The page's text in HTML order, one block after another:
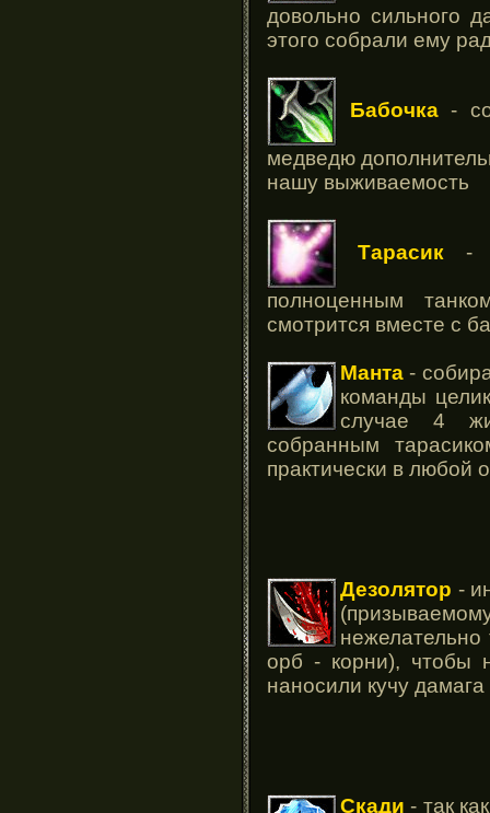
довольно сильного
этого собрали ему
Бабочка-
медведю
нашу выживаемость
Тарасик -
полноценным
смотрится вместе с
Манта -
команды
случае 4
собранным
практически в любой
Дезолятор -
нежелательно
орб - корни), чтобы
наносили кучу дамага
Скади - так